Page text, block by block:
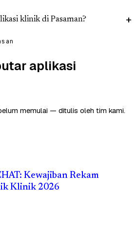
klinik di Pasaman?
aplikasi
memulai — ditulis oleh tim kami.
Kewajiban Rekam
Klinik 2026